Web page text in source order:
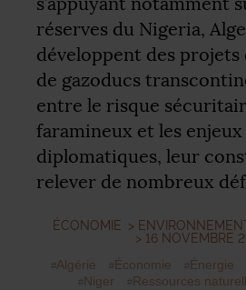
réserves du Nigeria,
développent des
de gazoducs
entre le risque
faramineux et les enjeux
diplomatiques, leur
relever de nombreux
ÉCONOMIE >
> 16 NOVEMBRE
Algérie Économie Énergie
Niger
Ressources